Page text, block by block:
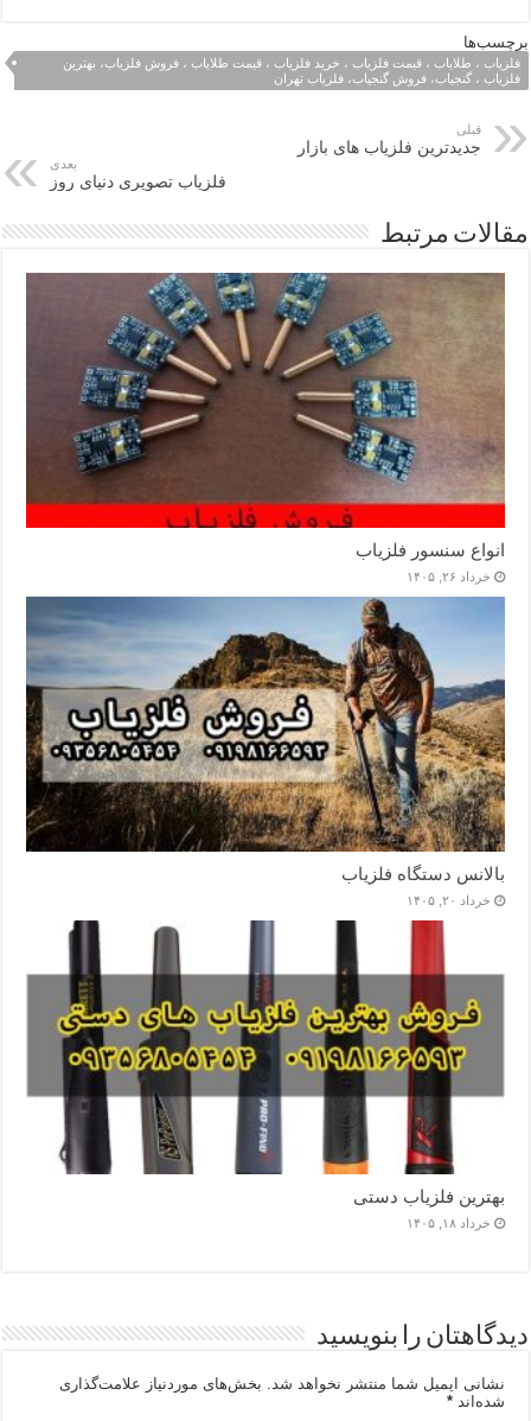
برچسب‌ها
فلزیاب ، طلایاب ، قیمت فلزیاب ، خرید فلزیاب ، قیمت طلایاب ، فروش فلزیاب، بهترین
فلزیاب ، گنجیاب، فروش گنجیاب، فلزیاب تهران
قبلی
جدیدترین فلزیاب های بازار
بعدی
فلزیاب تصویری دنیای روز
مقالات مرتبط
انواع سنسور فلزیاب
خرداد ۲۶, ۱۴۰۵
بالانس دستگاه فلزیاب
خرداد ۲۰, ۱۴۰۵
بهترین فلزیاب دستی
خرداد ۱۸, ۱۴۰۵
دیدگاهتان را بنویسید
نشانی ایمیل شما منتشر نخواهد شد. بخش‌های موردنیاز علامت‌گذاری
شده‌اند*